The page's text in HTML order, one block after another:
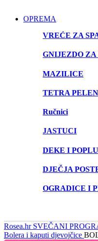
OPREMA
VREĆE ZA
GNIJEZDO ZA
MAZILICE
TETRA
Ručnici
JASTUCI
DEKE I
DJEČJA
OGRADICE I
Rosea.hr SVEČANI
Bolera i kaputi djevojčice